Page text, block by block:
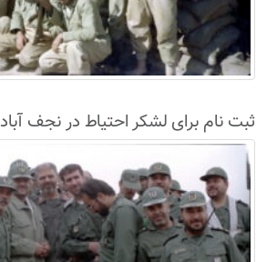
ثبت نام برای لشکر احتیاط در نجف آباد